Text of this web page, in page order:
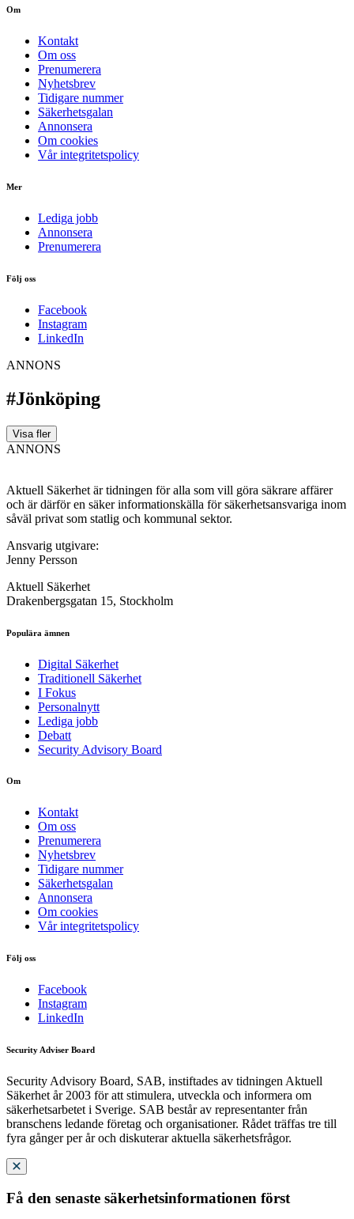
Om
Kontakt
Om oss
Prenumerera
Nyhetsbrev
Tidigare nummer
Säkerhetsgalan
Annonsera
Om cookies
Vår integritetspolicy
Mer
Lediga jobb
Annonsera
Prenumerera
Följ oss
Facebook
Instagram
LinkedIn
ANNONS
#Jönköping
Visa fler
ANNONS
Aktuell Säkerhet är tidningen för alla som vill göra säkrare affärer
och är därför en säker informationskälla för säkerhets­ansvariga inom
såväl privat som statlig och kommunal sektor.
Ansvarig utgivare:
Jenny Persson
Aktuell Säkerhet
Drakenbergsgatan 15, Stockholm
Populära ämnen
Digital Säkerhet
Traditionell Säkerhet
I Fokus
Personalnytt
Lediga jobb
Debatt
Security Advisory Board
Om
Kontakt
Om oss
Prenumerera
Nyhetsbrev
Tidigare nummer
Säkerhetsgalan
Annonsera
Om cookies
Vår integritetspolicy
Följ oss
Facebook
Instagram
LinkedIn
Security Adviser Board
Security Advisory Board, SAB, instiftades av tidningen Aktuell
Säkerhet år 2003 för att stimulera, utveckla och informera om
säkerhetsarbetet i Sverige. SAB består av representanter från
branschens ledande företag och organisationer. Rådet träffas tre till
fyra gånger per år och diskuterar aktuella säkerhetsfrågor.
Få den senaste säkerhetsinformationen först